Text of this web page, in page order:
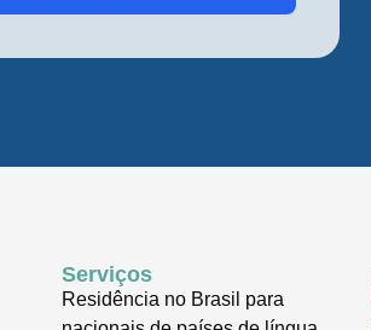
Serviços
Residência no Brasil para